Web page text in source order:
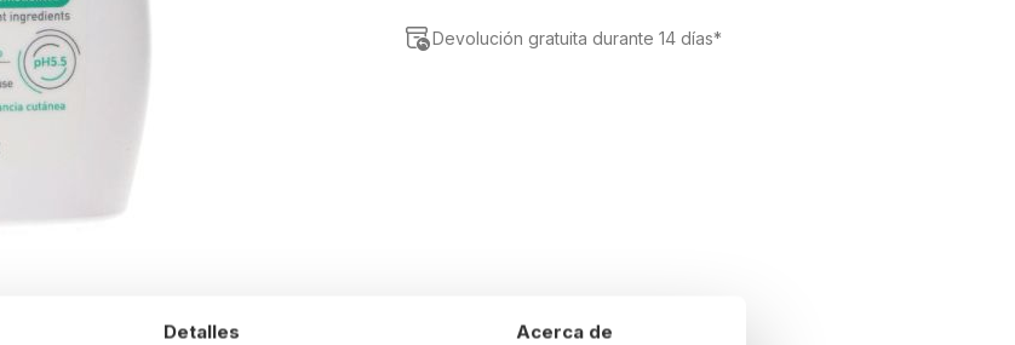
Devolución gratuita durante 14 días*
Detalles Acerca de